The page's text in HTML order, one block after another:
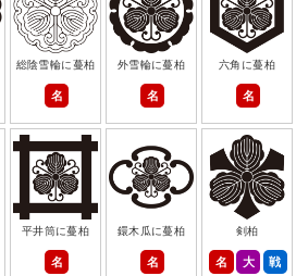
総陰雪輪に蔓柏
名
外雪輪に蔓柏
名
六角に蔓柏
名
平井筒に蔓柏
名
鐶木瓜に蔓柏
名
剣柏
名 大 戦